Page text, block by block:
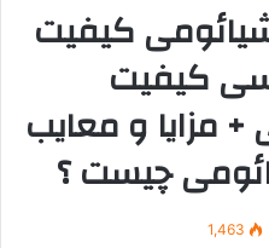
شیائومی کیفیت
کیفیت
+ مزایا و معایب
چیست ؟
1,463